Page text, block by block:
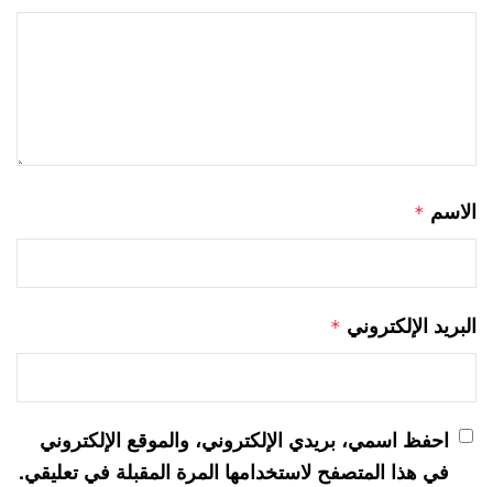
الاسم *
البريد الإلكتروني *
احفظ اسمي، بريدي الإلكتروني، والموقع الإلكتروني
في هذا المتصفح لاستخدامها المرة المقبلة في تعليقي.